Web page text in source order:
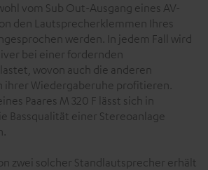
vom Sub Out-Ausgang eines AV-
den Lautsprecherklemmen Ihres
werden. In jedem Fall wird
bei einer fordernden
wovon auch die anderen
ihrer Wiedergaberuhe profitieren.
Paares M 320 F lässt sich in
Bassqualität einer Stereoanlage
zwei solcher Standlautsprecher erhält